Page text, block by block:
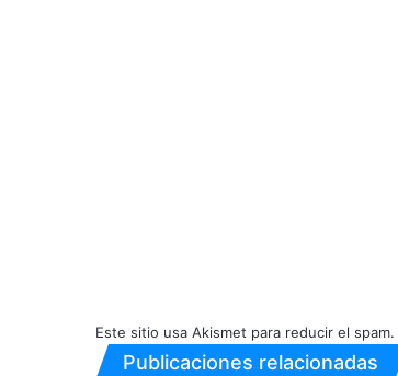
Este sitio usa Akismet para reducir el spam.
Publicaciones relacionadas